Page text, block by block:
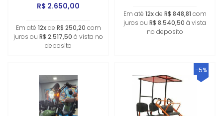
R$ 2.650,00
Em até 12xde R$ 250,20 com
juros ou R$ 2.517,50 à vista no
deposito
Em até 12xde R$ 848,81 com
juros ou R$ 8.540,50 à vista
no deposito
-5%